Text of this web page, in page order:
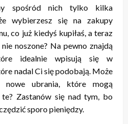
spośród nich tylko kilka
wybierzesz się na zakupy
co już kiedyś kupiłaś, a teraz
noszone? Na pewno znajdą
idealnie wpisują się w
nadal Ci się podobają. Może
nowe ubrania, które mogą
Zastanów się nad tym, bo
sporo pieniędzy.